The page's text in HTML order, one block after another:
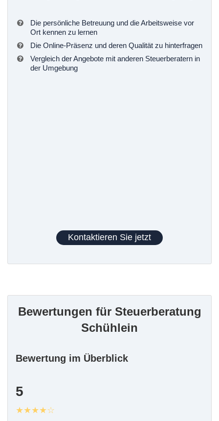
Die persönliche Betreuung und die Arbeitsweise vor
Ort kennen zu lernen
Die Online-Präsenz und deren Qualität zu hinterfragen
Vergleich der Angebote mit anderen Steuerberatern in
der Umgebung
Kontaktieren Sie jetzt
Bewertungen für Steuerberatung
Schühlein
Bewertung im Überblick
5
★★★★☆